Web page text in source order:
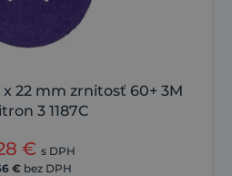
22 mm zrnitosť 60+ 3M
3 1187C
€ s DPH
€ bez DPH